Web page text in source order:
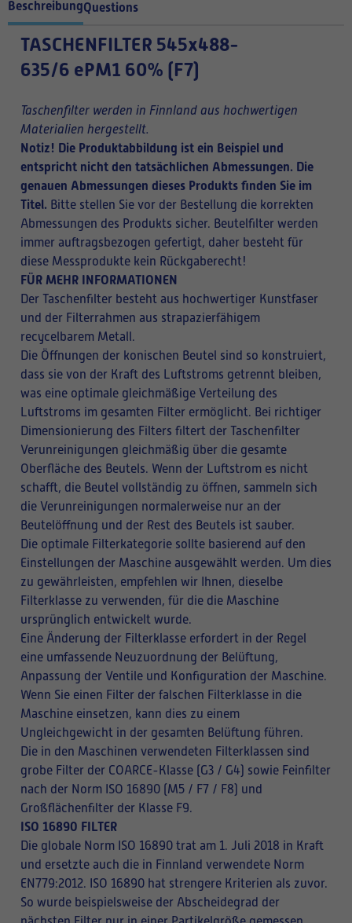
BeschreibungQuestions
TASCHENFILTER 545x488-
635/6 ePM1 60% (F7)
Taschenfilter werden in Finnland aus hochwertigen
Materialien hergestellt.
Notiz! Die Produktabbildung ist ein Beispiel und
entspricht nicht den tatsächlichen Abmessungen. Die
genauen Abmessungen dieses Produkts finden Sie im
Titel. Bitte stellen Sie vor der Bestellung die korrekten
Abmessungen des Produkts sicher. Beutelfilter werden
immer auftragsbezogen gefertigt, daher besteht für
diese Messprodukte kein Rückgaberecht!
FÜR MEHR INFORMATIONEN
Der Taschenfilter besteht aus hochwertiger Kunstfaser
und der Filterrahmen aus strapazierfähigem
recycelbarem Metall.
Die Öffnungen der konischen Beutel sind so konstruiert,
dass sie von der Kraft des Luftstroms getrennt bleiben,
was eine optimale gleichmäßige Verteilung des
Luftstroms im gesamten Filter ermöglicht. Bei richtiger
Dimensionierung des Filters filtert der Taschenfilter
Verunreinigungen gleichmäßig über die gesamte
Oberfläche des Beutels. Wenn der Luftstrom es nicht
schafft, die Beutel vollständig zu öffnen, sammeln sich
die Verunreinigungen normalerweise nur an der
Beutelöffnung und der Rest des Beutels ist sauber.
Die optimale Filterkategorie sollte basierend auf den
Einstellungen der Maschine ausgewählt werden. Um dies
zu gewährleisten, empfehlen wir Ihnen, dieselbe
Filterklasse zu verwenden, für die die Maschine
ursprünglich entwickelt wurde.
Eine Änderung der Filterklasse erfordert in der Regel
eine umfassende Neuzuordnung der Belüftung,
Anpassung der Ventile und Konfiguration der Maschine.
Wenn Sie einen Filter der falschen Filterklasse in die
Maschine einsetzen, kann dies zu einem
Ungleichgewicht in der gesamten Belüftung führen.
Die in den Maschinen verwendeten Filterklassen sind
grobe Filter der COARCE-Klasse (G3 / G4) sowie Feinfilter
nach der Norm ISO 16890 (M5 / F7 / F8) und
Großflächenfilter der Klasse F9.
ISO 16890 FILTER
Die globale Norm ISO 16890 trat am 1. Juli 2018 in Kraft
und ersetzte auch die in Finnland verwendete Norm
EN779:2012. ISO 16890 hat strengere Kriterien als zuvor.
So wurde beispielsweise der Abscheidegrad der